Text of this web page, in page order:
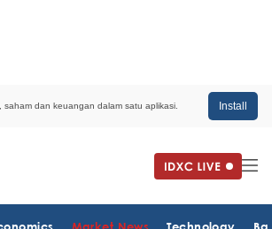
saham dan keuangan dalam satu aplikasi. Install